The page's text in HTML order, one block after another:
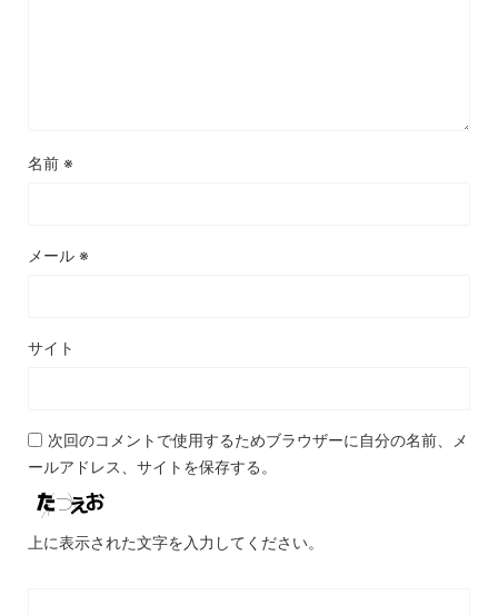
名前 ※
メール ※
サイト
次回のコメントで使用するためブラウザーに自分の名前、メ
ールアドレス、サイトを保存する。
上に表示された文字を入力してください。